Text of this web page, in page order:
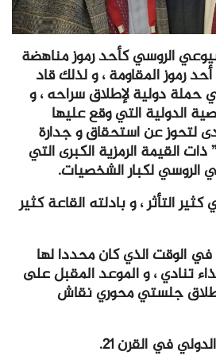
الروسي كأحد رموز مناهضة
أحد رموز المقاومة ، و لذلك قاد
حملة دولية لإطلاق سراحه ، و
الدولية التي وقع عليها
لتحوز عن استحقاق و جدارة
ذات القيمة الرمزية الكبرى التي
الروسي لكبار الشخصيات.
التأثر ، و بادلته القاعة كثير
في الوقت الذي كان محددا لها
تنادي ، و الموعد المقبل على
جلستي محوري نقاش
في القرن 21.